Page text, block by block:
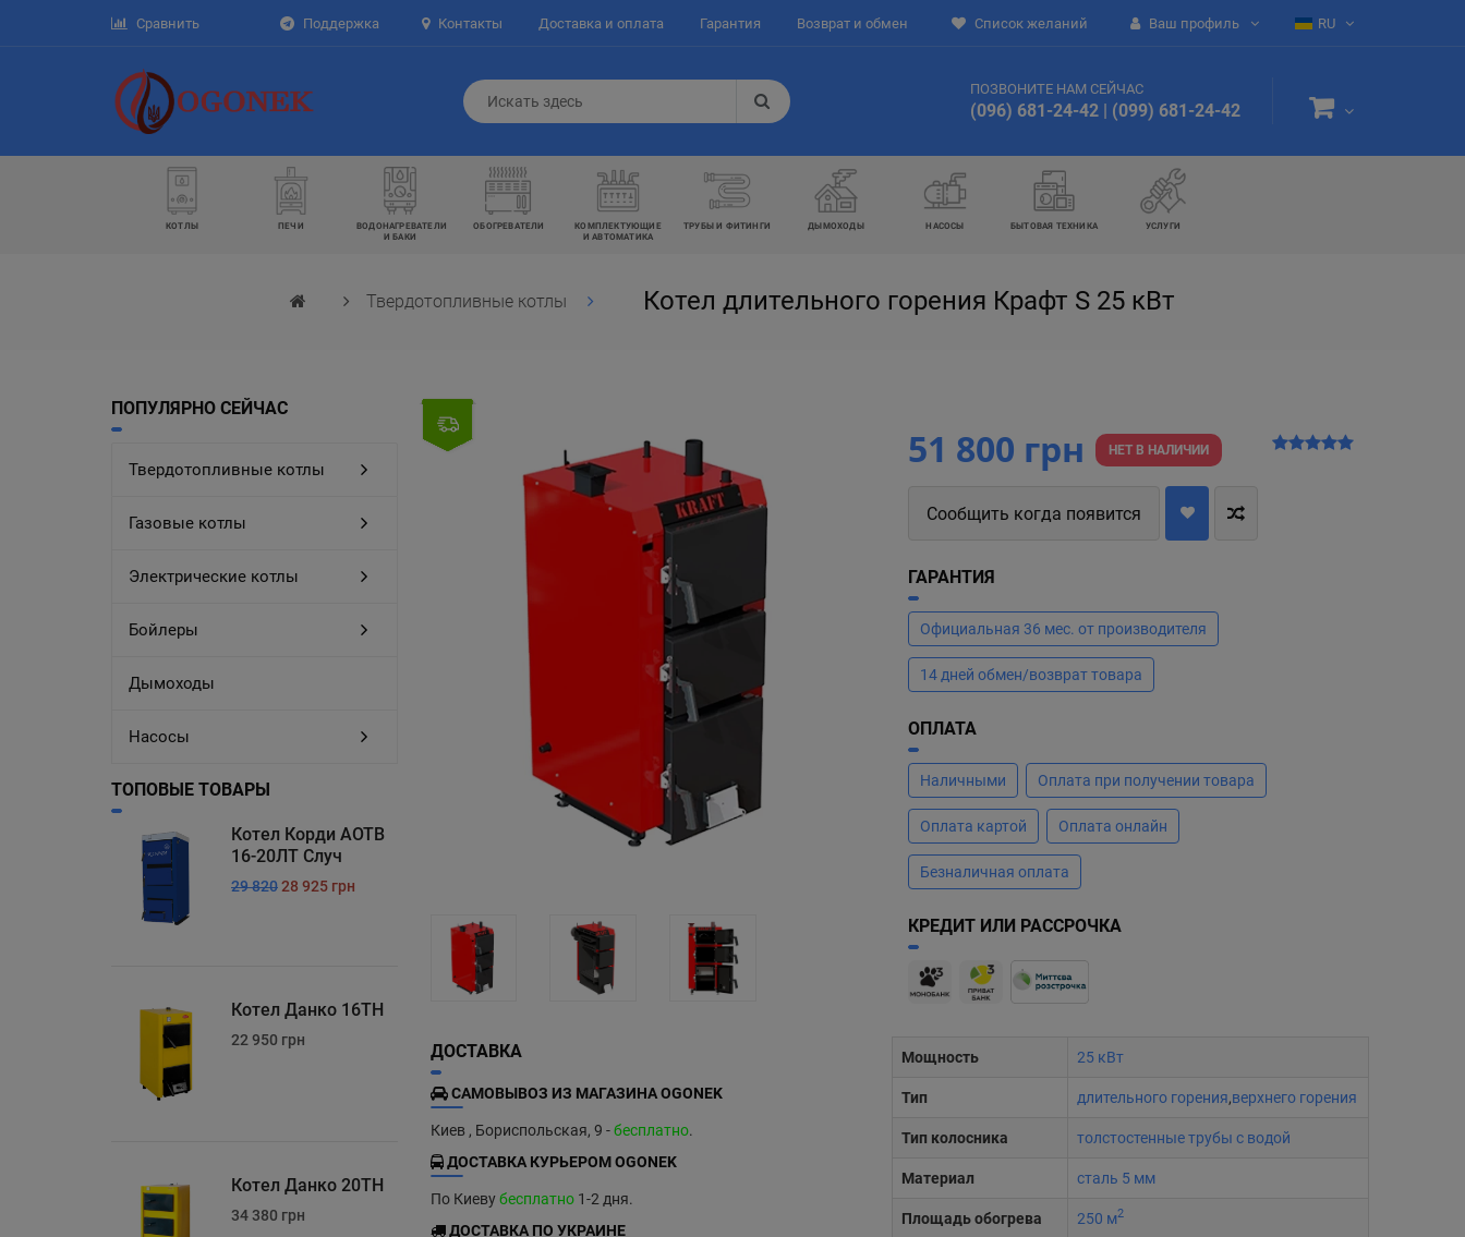
Сравнить Поддержка Контакты Доставка и оплата Гарантия Возврат и обмен Список желаний Ваш профиль RU
ПОЗВОНИТЕ НАМ СЕЙЧАС
(096) 681-24-42 | (099) 681-24-42
КОТЛЫ ПЕЧИ
ВОДОНАГРЕВАТЕЛИ
И БАКИ
ОБОГРЕВАТЕЛИ
КОМПЛЕКТУЮЩИЕ
И АВТОМАТИКА
ТРУБЫ И ФИТИНГИ ДЫМОХОДЫ НАСОСЫ БЫТОВАЯ ТЕХНИКА УСЛУГИ
Твердотопливные котлы Котел длительного горения Крафт S 25 кВт
ПОПУЛЯРНО СЕЙЧАС
Твердотопливные котлы
Газовые котлы
Электрические котлы
Бойлеры
Дымоходы
Насосы
ТОПОВЫЕ ТОВАРЫ
Котел Корди АОТВ
16-20ЛТ Случ
29 82028 925 грн
Котел Данко 16ТН
22 950 грн
Котел Данко 20ТН
34 380 грн
51 800 грн НЕТ В НАЛИЧИИ
Сообщить когда появится
ГАРАНТИЯ
Официальная 36 мес. от производителя
14 дней обмен/возврат товара
ОПЛАТА
Наличными Оплата при получении товара
Оплата картой Оплата онлайн
Безналичная оплата
КРЕДИТ ИЛИ РАССРОЧКА
ДОСТАВКА
САМОВЫВОЗ ИЗ МАГАЗИНА OGONEK
Киев , Бориспольская, 9 -бесплатно.
ДОСТАВКА КУРЬЕРОМ OGONEK
По Киевубесплатно1-2 дня.
ДОСТАВКА ПО УКРАИНЕ
Мощность 25 кВт
Тип длительного горения,верхнего горения
Тип колосника толстостенные трубы с водой
Материал сталь 5 мм
Площадь обогрева 250 м2